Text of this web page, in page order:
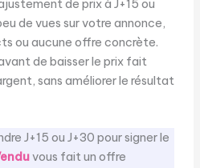
de prix à J+15 ou
de vues sur votre annonce,
ou aucune offre concrète.
de baisser le prix fait
sans améliorer le résultat
J+15 ou J+30 pour signer le
vous fait un offre